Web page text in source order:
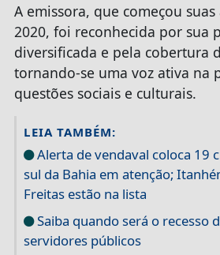
A emissora, que começou
2020, foi reconhecida por sua
diversificada e pela cobertura
tornando-se uma voz ativa na
questões sociais e culturais.
LEIA TAMBÉM:
Alerta de vendaval coloca 19
sul da Bahia em atenção;
Freitas estão na lista
Saiba quando será o recesso
servidores públicos